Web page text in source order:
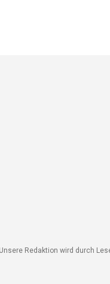
Redaktion wird durch